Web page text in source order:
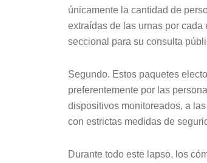
únicamente la cantidad de
extraídas de las urnas por
seccional para su consulta
Segundo. Estos paquetes
preferentemente por las
dispositivos monitoreados, a
con estrictas medidas de
Durante todo este lapso, los